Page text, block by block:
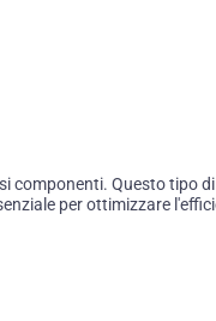
componenti. Questo tipo
per ottimizzare